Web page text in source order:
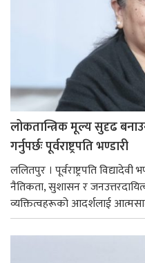
लोकतान्त्रिक मूल्य सुदृढ
गर्नुपर्छः पूर्वराष्ट्रपति भण्डारी
ललितपुर । पूर्वराष्ट्रपति
नैतिकता, सुशासन र
व्यक्तित्वहरूको आदर्शलाई